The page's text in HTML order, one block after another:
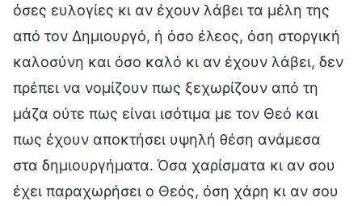
όσες ευλογίες κι αν έχουν λάβει τα μέλη της
από τον Δημιουργό, ή όσο έλεος, όση στοργική
καλοσύνη και όσο καλό κι αν έχουν λάβει, δεν
πρέπει να νομίζουν πως ξεχωρίζουν από τη
μάζα ούτε πως είναι ισότιμα με τον Θεό και
πως έχουν αποκτήσει υψηλή θέση ανάμεσα
στα δημιουργήματα. Όσα χαρίσματα κι αν σου
έχει παραχωρήσει ο Θεός, όση χάρη κι αν σου